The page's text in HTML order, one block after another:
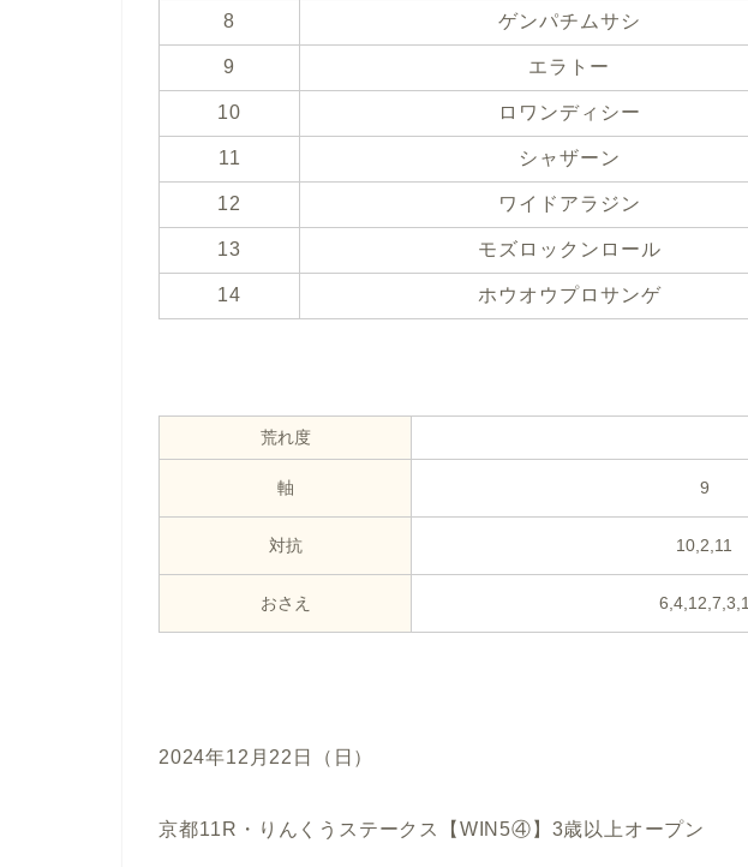
8 ゲンパチムサシ
9 エラトー
10 ロワンディシー
11 シャザーン
12 ワイドアラジン
13 モズロックンロール
14 ホウオウプロサンゲ
荒れ度
軸 9
対抗 10,2,11
おさえ 6,4,12,7,3,1
2024年12月22日（日）
京都11R・りんくうステークス【WIN5④】3歳以上オープン